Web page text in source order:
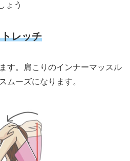
ょう
レッチ
す。肩こりのインナーマッスル
ムーズになります。